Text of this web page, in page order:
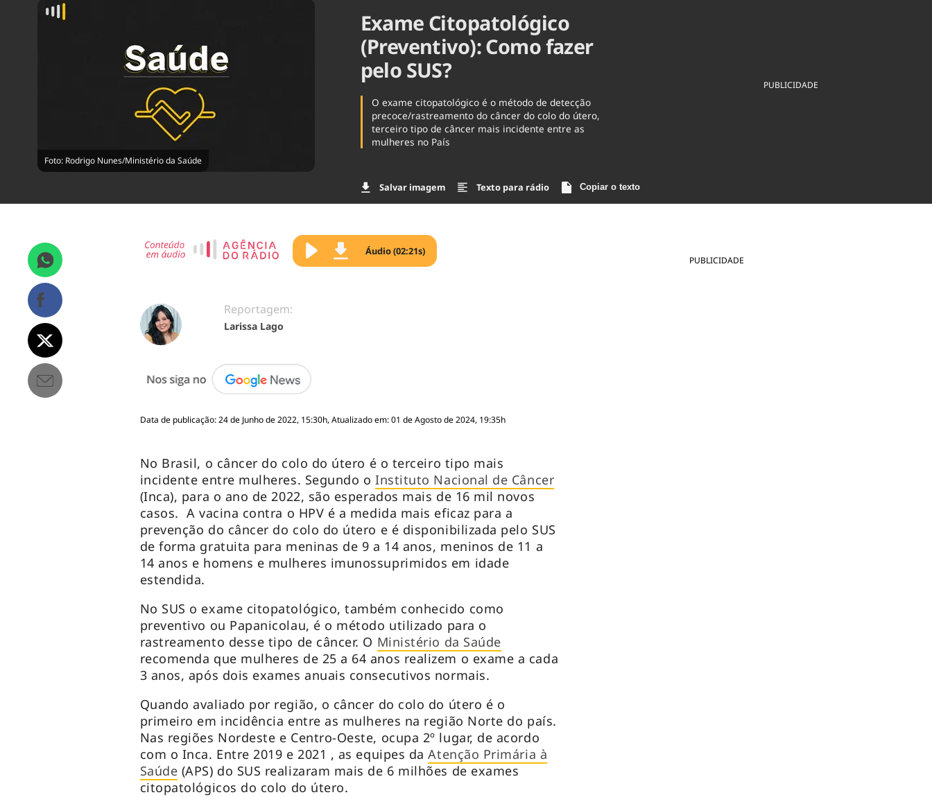
Brasil Mineral
Ciência & Tecnologia
Foto: Rodrigo Nunes/Ministério da Saúde
Exame Citopatológico
(Preventivo): Como fazer
pelo SUS?
O exame citopatológico é o método de detecção
precoce/rastreamento do câncer do colo do útero,
terceiro tipo de câncer mais incidente entre as
mulheres no País
Salvar imagem Texto para rádio Copiar o texto
PUBLICIDADE
PUBLICIDADE
Áudio (02:21s)
Reportagem:
Larissa Lago
Data de publicação: 24 de Junho de 2022, 15:30h, Atualizado em: 01 de Agosto de 2024, 19:35h
No Brasil, o câncer do colo do útero é o terceiro tipo mais
incidente entre mulheres. Segundo oInstituto Nacional de Câncer
(Inca), para o ano de 2022, são esperados mais de 16 mil novos
casos. A vacina contra o HPV é a medida mais eficaz para a
prevenção do câncer do colo do útero e é disponibilizada pelo SUS
de forma gratuita para meninas de 9 a 14 anos, meninos de 11 a
14 anos e homens e mulheres imunossuprimidos em idade
estendida.
No SUS o exame citopatológico, também conhecido como
preventivo ou Papanicolau, é o método utilizado para o
rastreamento desse tipo de câncer. O Ministério da Saúde
recomenda que mulheres de 25 a 64 anos realizem o exame a cada
3 anos, após dois exames anuais consecutivos normais.
Quando avaliado por região, o câncer do colo do útero é o
primeiro em incidência entre as mulheres na região Norte do país.
Nas regiões Nordeste e Centro-Oeste, ocupa 2º lugar, de acordo
com o Inca. Entre 2019 e 2021 , as equipes daAtenção Primária à
Saúde (APS) do SUS realizaram mais de 6 milhões de exames
citopatológicos do colo do útero.